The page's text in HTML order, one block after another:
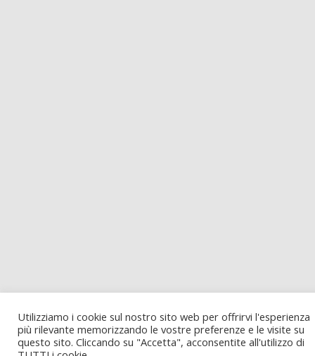
Utilizziamo i cookie sul nostro sito web per offrirvi l'esperienza
più rilevante memorizzando le vostre preferenze e le visite su
questo sito. Cliccando su "Accetta", acconsentite all'utilizzo di